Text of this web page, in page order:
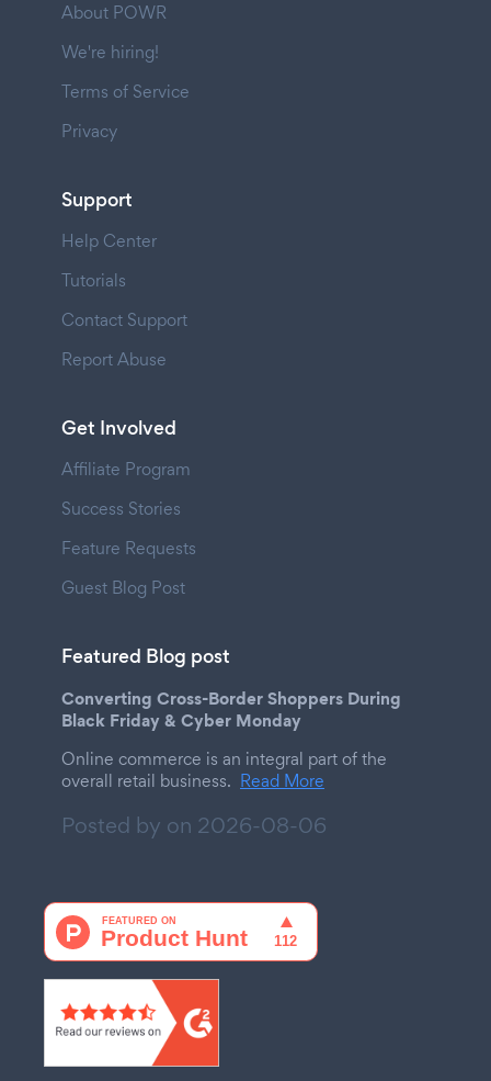
About POWR
We're hiring!
Terms of Service
Privacy
Support
Help Center
Tutorials
Contact Support
Report Abuse
Get Involved
Affiliate Program
Success Stories
Feature Requests
Guest Blog Post
Featured Blog post
Converting Cross-Border Shoppers During
Black Friday & Cyber Monday
Online commerce is an integral part of the
overall retail business. Read More
Posted by on 2026-08-06